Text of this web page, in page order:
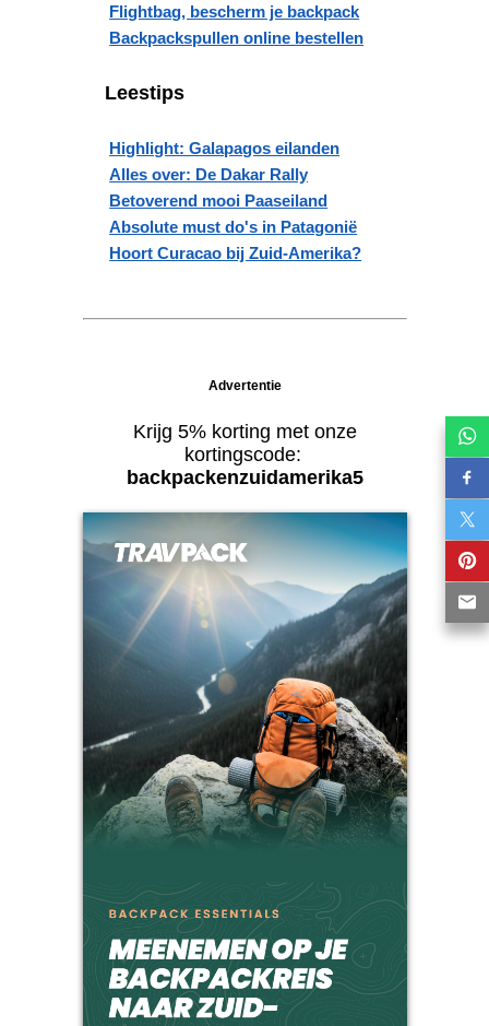
Flightbag, bescherm je backpack
Backpackspullen online bestellen
Leestips
Highlight: Galapagos eilanden
Alles over: De Dakar Rally
Betoverend mooi Paaseiland
Absolute must do's in Patagonië
Hoort Curacao bij Zuid-Amerika?
Advertentie
Krijg 5% korting met onze
kortingscode:
backpackenzuidamerika5